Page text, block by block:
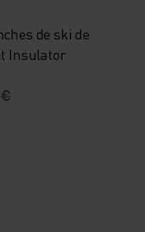
de ski de
Insulator